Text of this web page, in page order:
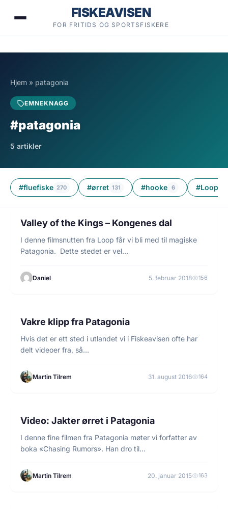
FISKEAVISEN
FOR FRITIDS OG SPORTSFISKERE
Hjem » patagonia
EMNEKNAGG
#patagonia
5 artikler
#fluefiske 270 #ørret 131 #hooke 6 #Loop
FLUEFISKE
1 min lesetid
Valley of the Kings – Kongenes dal
I denne filmsnutten fra Loop får vi bli med til magiske
Patagonia. Dette stedet er vel…
Daniel 5. februar 2018 156
FLUEFISKE
Vakre klipp fra Patagonia
Hvis det er ett sted i utlandet vi i Fiskeavisen ofte har
delt videoer fra, så…
Martin Tilrem 31. august 2016 164
FISKEGUIDER
Video: Jakter ørret i Patagonia
I denne fine filmen fra Patagonia møter vi forfatter av
boka «Chasing Rumors». Han dro til…
Martin Tilrem 20. januar 2015 163